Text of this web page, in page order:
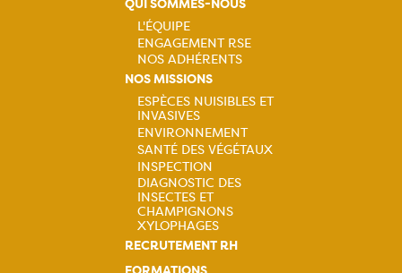
QUI SOMMES-NOUS
Navigation
principale
L'ÉQUIPE
ENGAGEMENT RSE
NOS ADHÉRENTS
NOS MISSIONS
Navigation
principale
ESPÈCES NUISIBLES ET
INVASIVES
ENVIRONNEMENT
SANTÉ DES VÉGÉTAUX
INSPECTION
DIAGNOSTIC DES
INSECTES ET
CHAMPIGNONS
XYLOPHAGES
RECRUTEMENT RH